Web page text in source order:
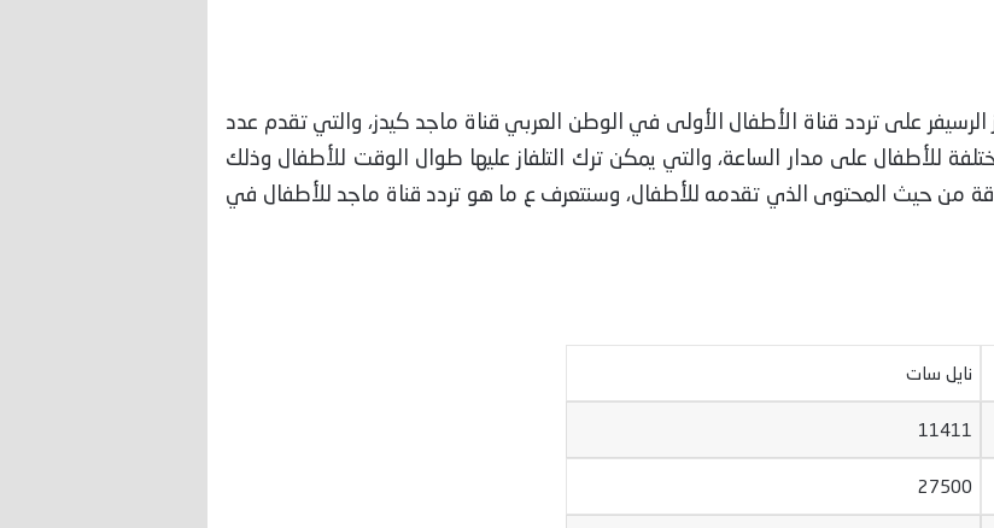
على تردد قناة الأطفال الأولى في الوطن العربي قناة ماجد كيدز، والتي تقدم عدد
للأطفال على مدار الساعة، والتي يمكن ترك التلفاز عليها طوال الوقت للأطفال وذلك
من حيث المحتوى الذي تقدمه للأطفال، وسنتعرف ع ما هو تردد قناة ماجد للأطفال في
نايل سات
11411
27500